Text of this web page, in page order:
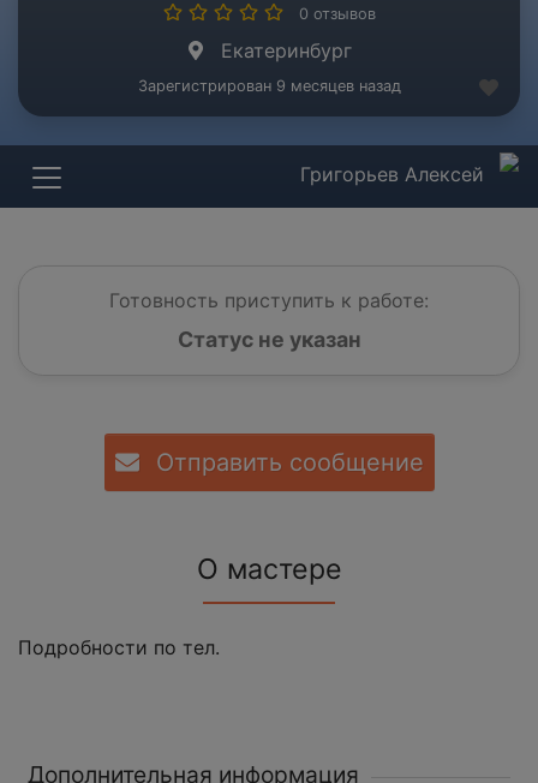
0 отзывов
Екатеринбург
Зарегистрирован 9 месяцев назад
Григорьев Алексей
Готовность приступить к работе:
Статус не указан
Отправить сообщение
О мастере
Подробности по тел.
Дополнительная информация